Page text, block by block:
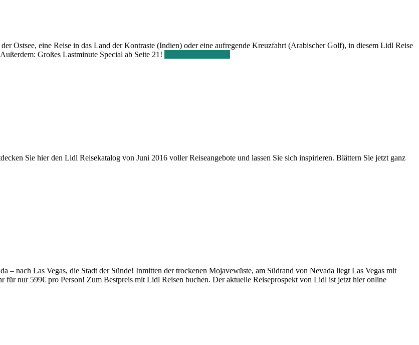
Ostsee, eine Reise in das Land der Kontraste (Indien) oder eine aufregende Kreuzfahrt (Arabischer Golf), in diesem Lidl Reise
Großes Lastminute Special ab Seite 21!
Sie hier den Lidl Reisekatalog von Juni 2016 voller Reiseangebote und lassen Sie sich inspirieren. Blättern Sie jetzt ganz
– nach Las Vegas, die Stadt der Sünde! Inmitten der trockenen Mojavewüste, am Südrand von Nevada liegt Las Vegas mit
für nur 599€ pro Person! Zum Bestpreis mit Lidl Reisen buchen. Der aktuelle Reiseprospekt von Lidl ist jetzt hier online